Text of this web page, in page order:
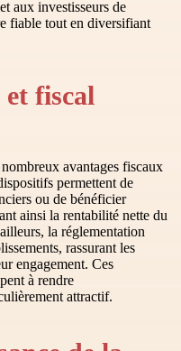
aux investisseurs de
fiable tout en diversifiant
fiscal
avantages fiscaux
permettent de
ou de bénéficier
ainsi la rentabilité nette du
ailleurs, la réglementation
rassurant les
engagement. Ces
à rendre
attractif.